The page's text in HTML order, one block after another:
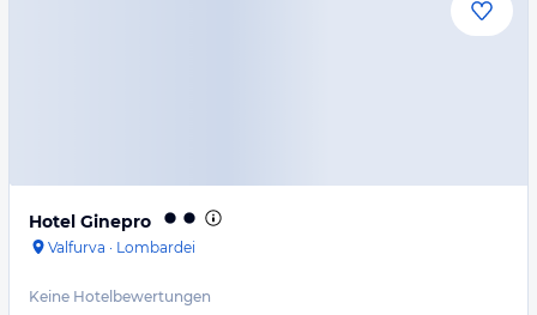
Hotel Ginepro
Valfurva · Lombardei
Keine Hotelbewertungen